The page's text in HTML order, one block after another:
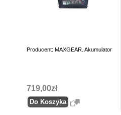
Producent: MAXGEAR. Akumulator
719,00zł